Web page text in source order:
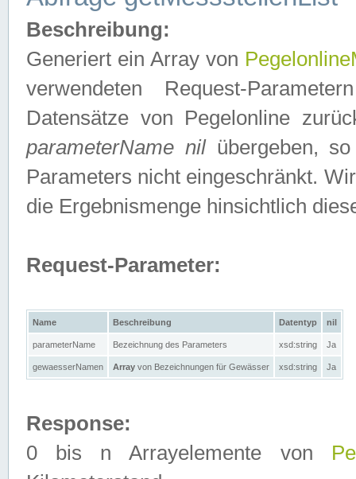
Beschreibung:
Generiert ein Array von
verwendeten Request-
Datensätze von Pegelonline
parameterName nilübergeben, so
Parameters nicht eingeschränkt.
die Ergebnismenge hinsichtlich
Request-Parameter:
Name Beschreibung Datentyp nil
parameterName Bezeichnung des Parameters xsd:string Ja
gewaesserNamen Array von Bezeichnungen für Gewässer xsd:string Ja
Response:
0 bis n Arrayelemente von